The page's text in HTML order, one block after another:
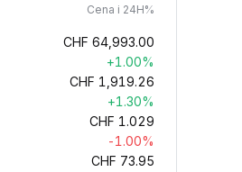
Cena i 24H%
CHF 64,993.00
+1.00%
CHF 1,919.26
+1.30%
CHF 1.029
-1.00%
CHF 73.95